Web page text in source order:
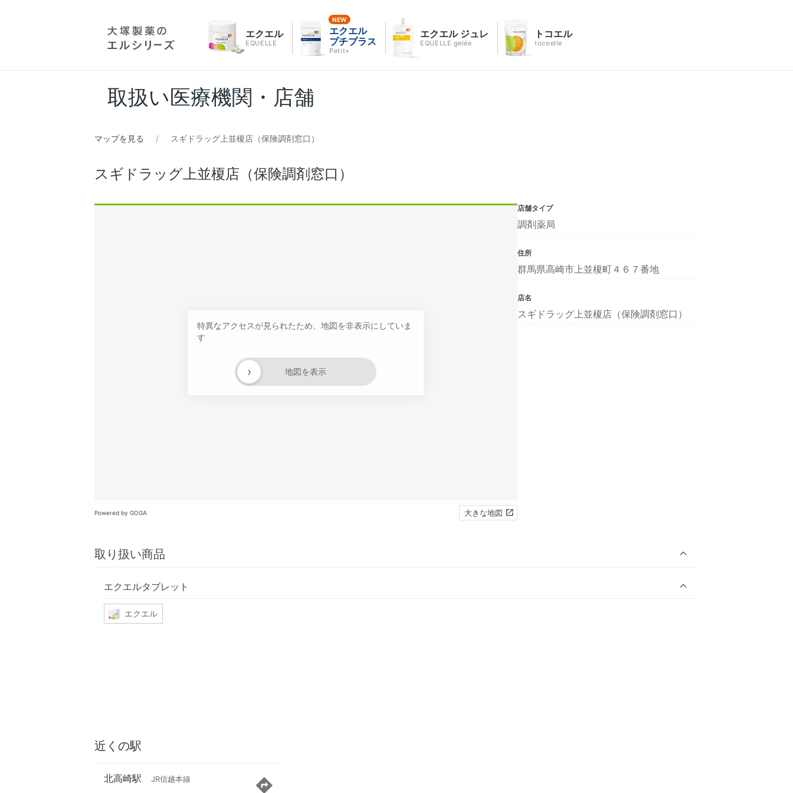
エクエル
EQUELLE
エクエル
プチプラス
Petit+
エクエル ジュレ
EQUELLE gelée
トコエル
tocoelle
取扱い医療機関・店舗
マップを見る スギドラッグ上並榎店（保険調剤窓口）
スギドラッグ上並榎店（保険調剤窓口）
特異なアクセスが見られたため、地図を非表示にしていま
す
地図を表示
›
Powered by GOGA 大きな地図
取り扱い商品
エクエルタブレット
エクエル
店舗タイプ
調剤薬局
住所
群馬県高崎市上並榎町４６７番地
店名
スギドラッグ上並榎店（保険調剤窓口）
近くの駅
北高崎駅 JR信越本線